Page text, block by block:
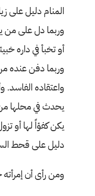
المنام دليل على
وربما دل على من
أو تخبأ في داره
وربما دفن عنده من
واعتقاده
يحدث في محلها من
يكن كفؤاً لها أو
دليل على قحط
ومن رأى أن